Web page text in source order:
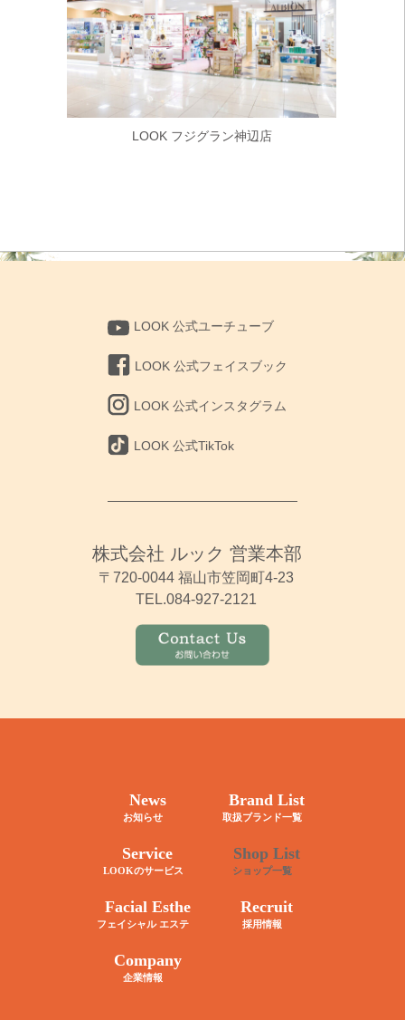
LOOK フジグラン神辺店
LOOK 公式ユーチューブ
LOOK 公式フェイスブック
LOOK 公式インスタグラム
LOOK 公式TikTok
株式会社 ルック 営業本部
〒720-0044 福山市笠岡町4-23
TEL.084-927-2121
News
お知らせ
Brand List
取扱ブランド一覧
Service
LOOKのサービス
Shop List
ショップ一覧
Facial Esthe
フェイシャル エステ
Recruit
採用情報
Company
企業情報